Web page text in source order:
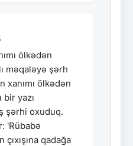
ölkədən
məqaləyə şərh
xanımı ölkədən
bir yazı
şərhi oxuduq.
'Rübabə
qadağa